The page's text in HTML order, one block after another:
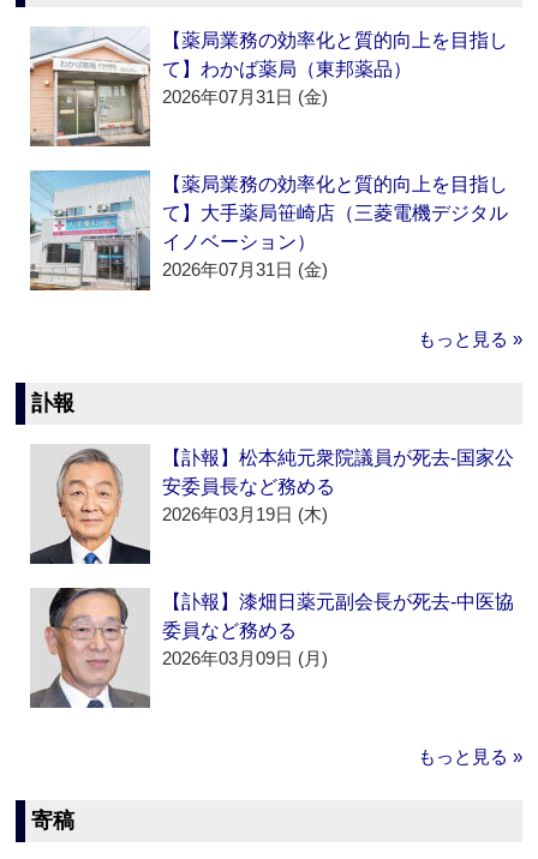
【薬局業務の効率化と質的向上を目指し
て】わかば薬局（東邦薬品）
2026年07月31日 (金)
【薬局業務の効率化と質的向上を目指し
て】大手薬局笹崎店（三菱電機デジタル
イノベーション）
2026年07月31日 (金)
もっと見る »
訃報
【訃報】松本純元衆院議員が死去‐国家公
安委員長など務める
2026年03月19日 (木)
【訃報】漆畑日薬元副会長が死去‐中医協
委員など務める
2026年03月09日 (月)
もっと見る »
寄稿